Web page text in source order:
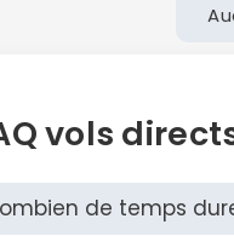
vols
de temps